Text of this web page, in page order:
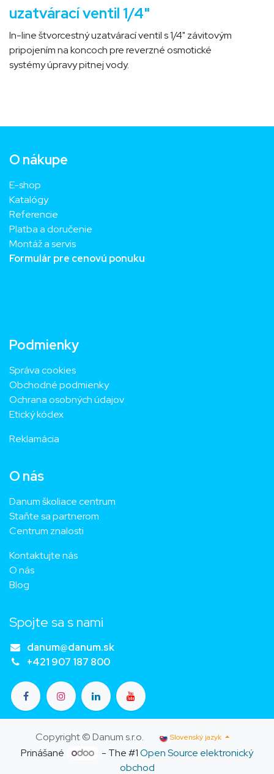
uzatváracíventil 1/4"
In-line štvorcestný uzatvárací ventil s 1/4" závitovým
pripojením na koncoch pre reverzné osmotické
systémy úpravy pitnej vody.
O nákupe
E-shop
Katalógy
Referencie
Platba a doručenie
Montáž a servis
Formulár pre cenovú ponuku
Podmienky
Správa cookies
Obchodné podmienky
Ochrana osobných údajov
Etický kódex
Reklamácia
O nás
Danum školiace centrum
Staňte sa partnerom
Centrum znalosti
Kontaktujte nás
O nás
Blog
Spojte sa s nami
danum@danum.sk
+421 907 187 800
Copyright © Danum s.r.o. Slovenský jazyk
Prinášané - The #1Open Source elektronický
obchod